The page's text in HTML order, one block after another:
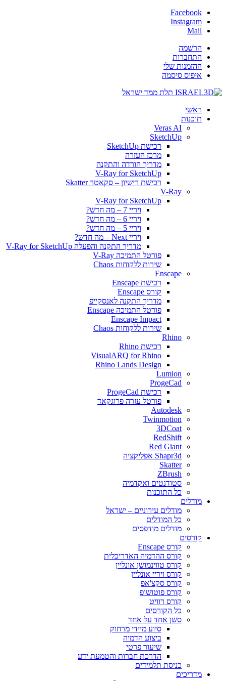
Facebook
Instagram
Mail
הרשמה
התחברות
ההזמנות שלי
איפוס סיסמה
ראשי
תוכנות
Veras AI
SketchUp
רכישת SketchUp
מרכז העזרה
מדריך הורדה והתקנה
V-Ray for SketchUp
רכישת רישיון – סקאטר Skatter
V-Ray
V-Ray for SketchUp
ויריי 7 – מה חדש?
ויריי 6 – מה חדש?
ויריי 5 – מה חדש?
ויריי Next – מה חדש?
מדריך התקנה והפעלה V-Ray for SketchUp
פורטל התמיכה V-Ray
שירות ללקוחות Chaos
Enscape
רכישת Enscape
קורס Enscape
מדריך התקנה לאנסקייפ
פורטל התמיכה Enscape
Enscape Impact
שירות ללקוחות Chaos
Rhino
רכישת Rhino
VisualARQ for Rhino
Rhino Lands Design
Lumion
ProgeCad
רכישת ProgeCad
פורטל עזרה פרוגקאד
Autodesk
Twinmotion
3DCoat
RedShift
Red Giant
Shapr3d אפליקציה
Skatter
ZBrush
סטודנטים ואקדמיה
כל התוכנות
מודלים
מודלים עירוניים – ישראל
כל המודלים
מודלים מודפסים
קורסים
קורס Enscape
קורס ההדמיה האדריכלית
קורס טווינמושן אונליין
קורס ויריי אונליין
קורס סקצ'אפ
קורס פוטושופ
קורס רוויט
כל הקורסים
סשן אחד על אחד
סיוע מיידי מרחוק
ביצוע הדמיה
שיעור פרטי
הדרכת חברות והטמעת ידע
כניסת תלמידים
מדריכים